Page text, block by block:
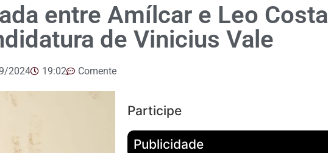
entre Amílcar e Leo Costa
de Vinicius Vale
2024 19:02 Comente
Participe
Publicidade